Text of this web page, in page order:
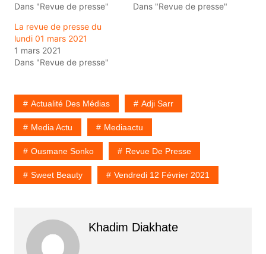
Dans "Revue de presse"
Dans "Revue de presse"
La revue de presse du
lundi 01 mars 2021
1 mars 2021
Dans "Revue de presse"
Actualité Des Médias Adji Sarr
Media Actu Mediaactu
Ousmane Sonko Revue De Presse
Sweet Beauty Vendredi 12 Février 2021
Khadim Diakhate